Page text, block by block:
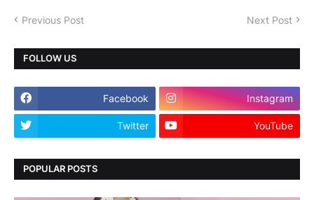
Previous Post Next Post
FOLLOW US
Facebook Instagram
Twitter YouTube
POPULAR POSTS